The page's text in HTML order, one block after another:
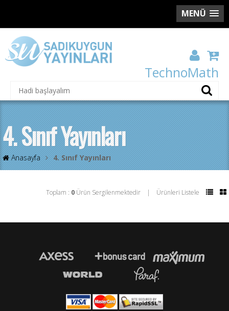
MENÜ
TechnoMath
4. Sınıf Yayınları
Anasayfa 4. Sınıf Yayınları
Toplam : 0 Ürün Sergilenmektedir | Ürünleri Listele